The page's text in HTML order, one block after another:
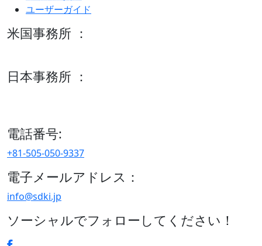
ユーザーガイド
米国事務所 ：
日本事務所 ：
電話番号:
+81-505-050-9337
電子メールアドレス：
info@sdki.jp
ソーシャルでフォローしてください！